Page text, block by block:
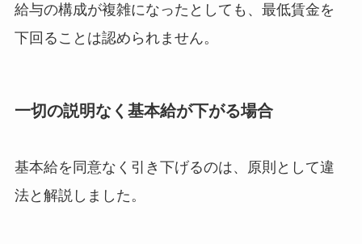
給与の構成が複雑になったとしても、最低賃金を
下回ることは認められません。
一切の説明なく基本給が下がる場合
基本給を同意なく引き下げるのは、原則として違
法と解説しました。